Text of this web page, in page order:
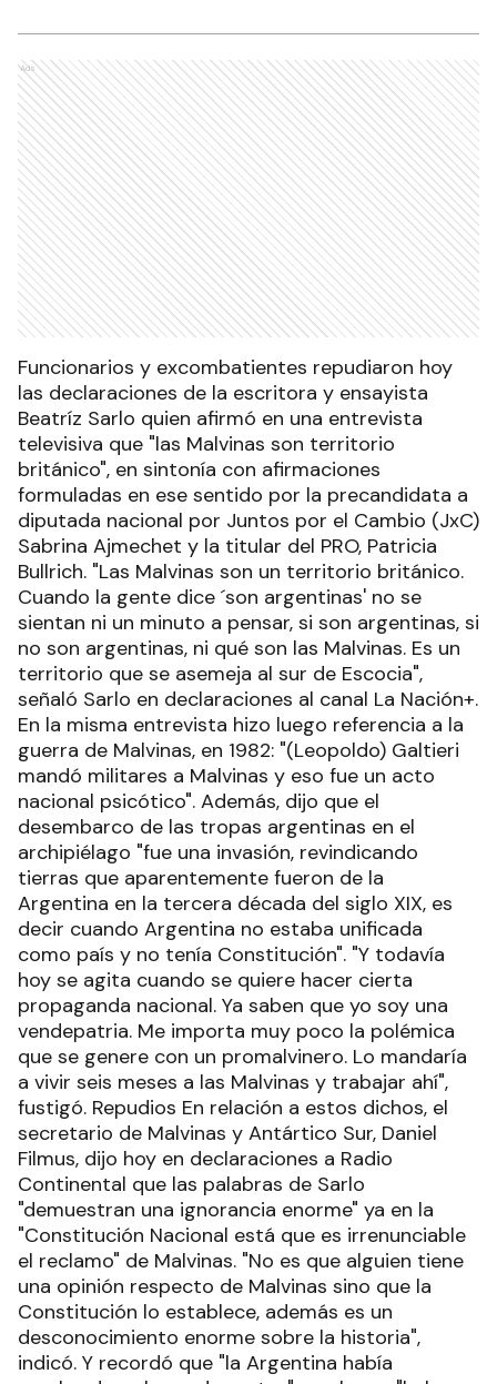
Ads
Funcionarios y excombatientes repudiaron hoy
las declaraciones de la escritora y ensayista
Beatríz Sarlo quien afirmó en una entrevista
televisiva que "las Malvinas son territorio
británico", en sintonía con afirmaciones
formuladas en ese sentido por la precandidata a
diputada nacional por Juntos por el Cambio (JxC)
Sabrina Ajmechet y la titular del PRO, Patricia
Bullrich. "Las Malvinas son un territorio británico.
Cuando la gente dice ´son argentinas' no se
sientan ni un minuto a pensar, si son argentinas, si
no son argentinas, ni qué son las Malvinas. Es un
territorio que se asemeja al sur de Escocia",
señaló Sarlo en declaraciones al canal La Nación+.
En la misma entrevista hizo luego referencia a la
guerra de Malvinas, en 1982: "(Leopoldo) Galtieri
mandó militares a Malvinas y eso fue un acto
nacional psicótico". Además, dijo que el
desembarco de las tropas argentinas en el
archipiélago "fue una invasión, revindicando
tierras que aparentemente fueron de la
Argentina en la tercera década del siglo XIX, es
decir cuando Argentina no estaba unificada
como país y no tenía Constitución". "Y todavía
hoy se agita cuando se quiere hacer cierta
propaganda nacional. Ya saben que yo soy una
vendepatria. Me importa muy poco la polémica
que se genere con un promalvinero. Lo mandaría
a vivir seis meses a las Malvinas y trabajar ahí",
fustigó. Repudios En relación a estos dichos, el
secretario de Malvinas y Antártico Sur, Daniel
Filmus, dijo hoy en declaraciones a Radio
Continental que las palabras de Sarlo
"demuestran una ignorancia enorme" ya en la
"Constitución Nacional está que es irrenunciable
el reclamo" de Malvinas. "No es que alguien tiene
una opinión respecto de Malvinas sino que la
Constitución lo establece, además es un
desconocimiento enorme sobre la historia",
indicó. Y recordó que "la Argentina había